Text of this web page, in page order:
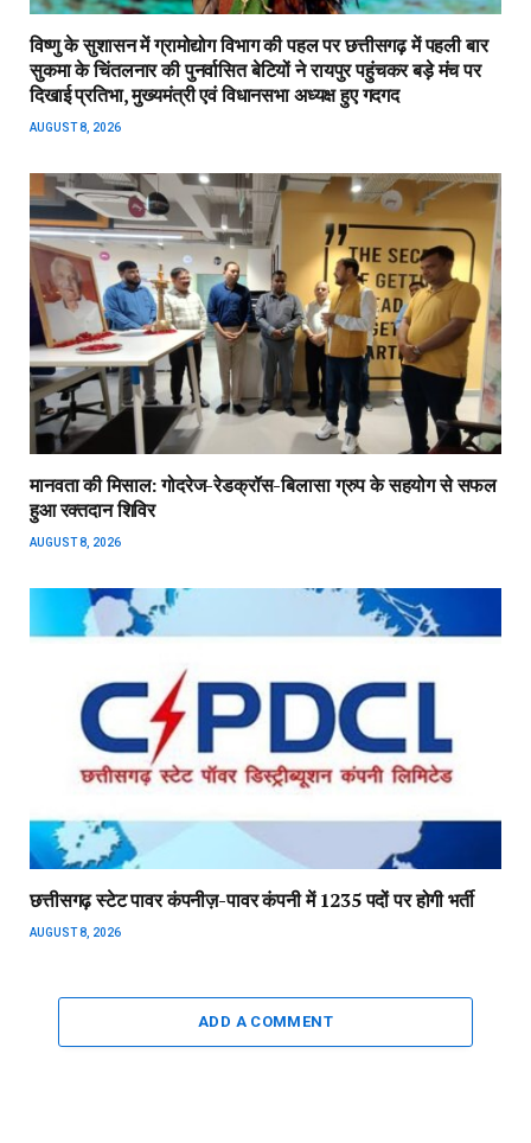
विष्णु के सुशासन में ग्रामोद्योग विभाग की पहल पर छत्तीसगढ़ में पहली बार
सुकमा के चिंतलनार की पुनर्वासित बेटियों ने रायपुर पहुंचकर बड़े मंच पर
दिखाई प्रतिभा, मुख्यमंत्री एवं विधानसभा अध्यक्ष हुए गदगद
AUGUST 8, 2026
मानवता की मिसाल: गोदरेज-रेडक्रॉस-बिलासा ग्रुप के सहयोग से सफल
हुआ रक्तदान शिविर
AUGUST 8, 2026
छत्तीसगढ़ स्टेट पावर कंपनीज़-पावर कंपनी में 1235 पदों पर होगी भर्ती
AUGUST 8, 2026
ADD A COMMENT